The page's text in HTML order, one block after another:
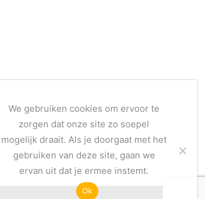
We gebruiken cookies om ervoor te
zorgen dat onze site zo soepel
mogelijk draait. Als je doorgaat met het
gebruiken van deze site, gaan we
ervan uit dat je ermee instemt.
Ok